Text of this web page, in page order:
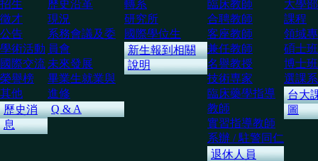
招生
徵才
公告
學術活動
國際交流
榮譽榜
其他
歷史消
息
歷史沿革
現況
系務會議及委
員會
未來發展
畢業生就業與
進修
Q & A
轉系
研究所
國際學位生
新生報到相關
說明
臨床教師
合聘教師
客座教師
兼任教師
名譽教授
技術専家
臨床藥學指導
教師
實習指導教師
系辦 / 駐警同仁
退休人員
大學
課程
領域
碩士班
博士班
選課
台大
圖